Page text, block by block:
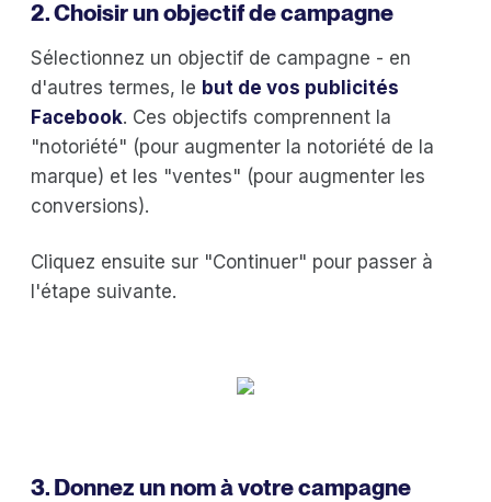
2. Choisir un objectif de campagne
Sélectionnez un objectif de campagne - en
d'autres termes, le but de vos publicités
Facebook. Ces objectifs comprennent la
"notoriété" (pour augmenter la notoriété de la
marque) et les "ventes" (pour augmenter les
conversions).
Cliquez ensuite sur "Continuer" pour passer à
l'étape suivante.
3. Donnez un nom à votre campagne